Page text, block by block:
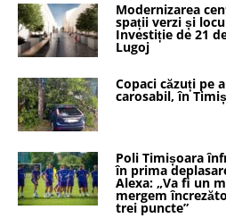
Modernizarea
spații verzi și
Investiție de 21
Lugoj
Copaci căzuți pe
carosabil, în
Poli Timișoara
în prima
Alexa: „Va fi un
mergem
trei puncte”